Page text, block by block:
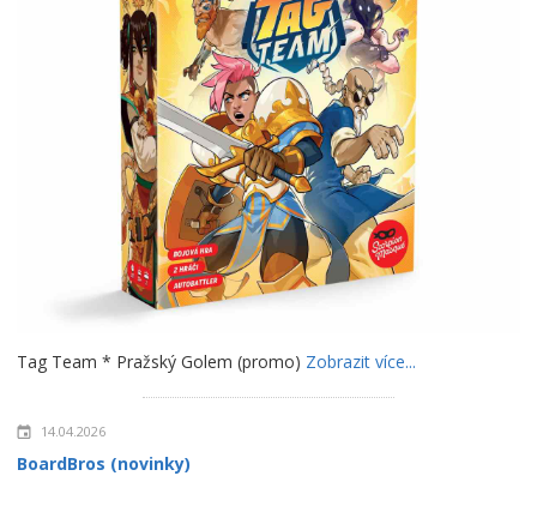
Tag Team * Pražský Golem (promo) Zobrazit více...
14.04.2026
BoardBros (novinky)